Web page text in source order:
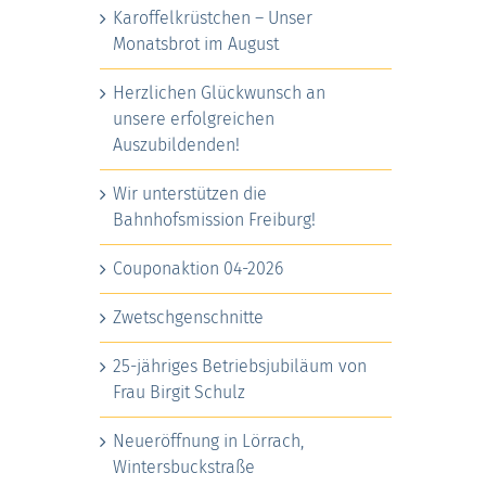
Karoffelkrüstchen – Unser
Monatsbrot im August
Herzlichen Glückwunsch an
unsere erfolgreichen
Auszubildenden!
Wir unterstützen die
Bahnhofsmission Freiburg!
Couponaktion 04-2026
Zwetschgenschnitte
25-jähriges Betriebsjubiläum von
Frau Birgit Schulz
Neueröffnung in Lörrach,
Wintersbuckstraße